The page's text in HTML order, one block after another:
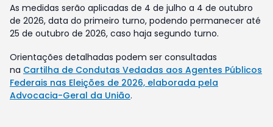
As medidas serão aplicadas de 4 de julho a 4 de outubro
de 2026, data do primeiro turno, podendo permanecer até
25 de outubro de 2026, caso haja segundo turno.
Orientações detalhadas podem ser consultadas
na Cartilha de Condutas Vedadas aos Agentes Públicos
Federais nas Eleições de 2026, elaborada pela
Advocacia-Geral da União.